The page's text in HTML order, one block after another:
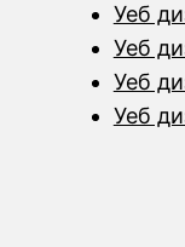
Уеб
Уеб
Уеб
Уеб